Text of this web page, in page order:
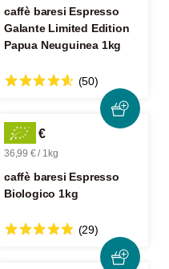
caffè baresi Espresso
Galante Limited Edition
Papua Neuguinea 1kg
(50)
36,99 €
36,99 € / 1kg
caffè baresi Espresso
Biologico 1kg
(29)